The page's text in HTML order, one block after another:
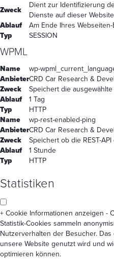
Zweck
Dient zur Identifizierung
Dienste auf dieser
Ablauf
Am Ende Ihres
Typ
SESSION
WPML
Name
wp-
AnbieterCRD Car Research &
Zweck
Speichert die ausgewählte
Ablauf
1 Tag
Typ
HTTP
Name
wp-rest-enabled-ping
AnbieterCRD Car Research &
Zweck
Speichert ob die REST-
Ablauf
1 Stunde
Typ
HTTP
Statistiken
+ Cookie Informationen anzeigen -
Statistik-Cookies sammeln
Nutzerverhalten der Besucher.
unsere Website genutzt wird und
optimieren können.